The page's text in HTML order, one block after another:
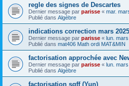
regle des signes de Descartes
Dernier message par parisse « mar.
Publié dans Algèbre
indications correction mars 2025
Dernier message par parisse « lun.
Publié dans mat406 Math ordi MAT&MIN
factorisation approchée avec
Dernier message par parisse « lun.
Publié dans Algèbre
factorisation sqff (Yun)